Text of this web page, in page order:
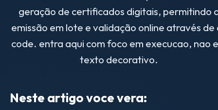
geração de certificados digitais, permitindo
emissão em lote e validação online através de
code. entra aqui com foco em execucao, nao
texto decorativo.
Neste artigo voce vera: